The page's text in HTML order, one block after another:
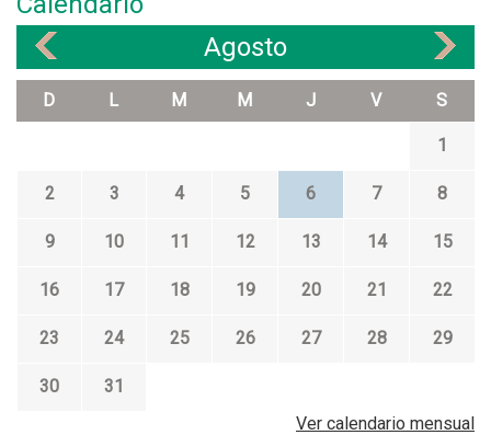
Agosto
D L M M J V S
1
2 3 4 5 6 7 8
9 10 11 12 13 14 15
16 17 18 19 20 21 22
23 24 25 26 27 28 29
30
31
Ver calendario mensual